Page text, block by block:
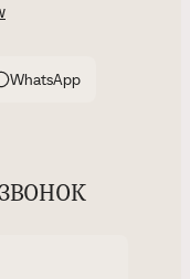
WhatsApp